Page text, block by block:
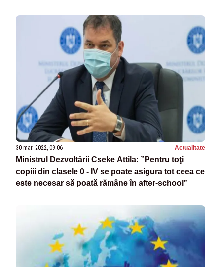
30 mar. 2022, 09:06 Actualitate
Ministrul Dezvoltării Cseke Attila: ”Pentru toţi
copiii din clasele 0 - IV se poate asigura tot ceea ce
este necesar să poată rămâne în after-school”